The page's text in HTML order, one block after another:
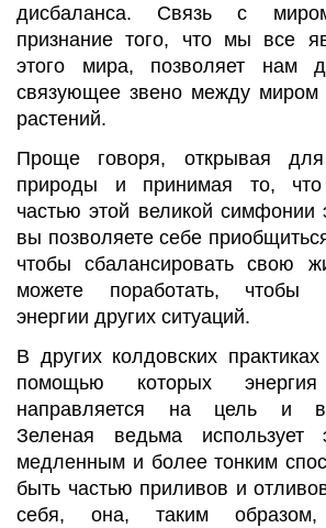
дисбаланса. Связь с
признание того, что мы все
этого мира, позволяет нам
связующее звено между
растений.
Проще говоря, открывая
природы и принимая то,
частью этой великой симфонии
вы позволяете себе
чтобы сбалансировать свою
можете поработать, чтобы
энергии других ситуаций.
В других колдовских
помощью которых энергия
направляется на цель и
Зеленая ведьма использует
медленным и более тонким
быть частью приливов и
себя, она, таким